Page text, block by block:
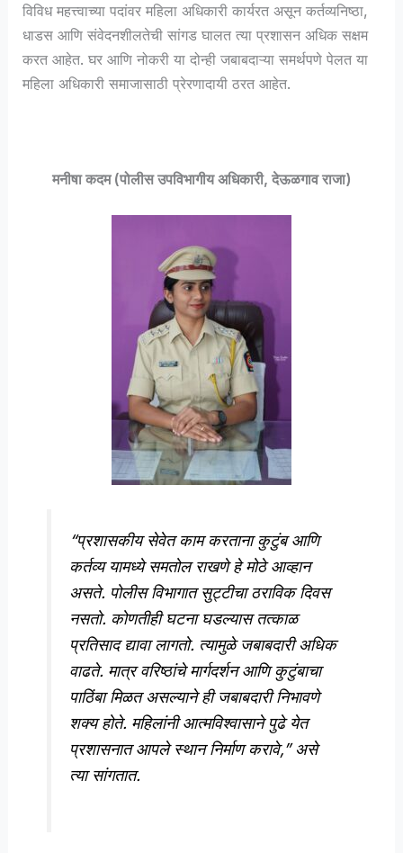
विविध महत्त्वाच्या पदांवर महिला अधिकारी कार्यरत असून कर्तव्यनिष्ठा,
धाडस आणि संवेदनशीलतेची सांगड घालत त्या प्रशासन अधिक सक्षम
करत आहेत. घर आणि नोकरी या दोन्ही जबाबदाऱ्या समर्थपणे पेलत या
महिला अधिकारी समाजासाठी प्रेरणादायी ठरत आहेत.
मनीषा कदम (पोलीस उपविभागीय अधिकारी, देऊळगाव राजा)
“प्रशासकीय सेवेत काम करताना कुटुंब आणि
कर्तव्य यामध्ये समतोल राखणे हे मोठे आव्हान
असते. पोलीस विभागात सुट्टीचा ठराविक दिवस
नसतो. कोणतीही घटना घडल्यास तत्काळ
प्रतिसाद द्यावा लागतो. त्यामुळे जबाबदारी अधिक
वाढते. मात्र वरिष्ठांचे मार्गदर्शन आणि कुटुंबाचा
पाठिंबा मिळत असल्याने ही जबाबदारी निभावणे
शक्य होते. महिलांनी आत्मविश्वासाने पुढे येत
प्रशासनात आपले स्थान निर्माण करावे,” असे
त्या सांगतात.